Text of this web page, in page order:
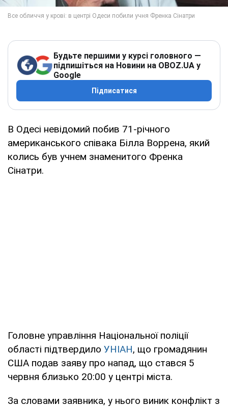
Будьте першими у курсі головного —
підпишіться на Новини на OBOZ.UA у
Google
Підписатися
В Одесі невідомий побив 71-річного
американського співака Білла Воррена, який
колись був учнем знаменитого Френка
Сінатри.
Головне управління Національної поліції
області підтвердило УНІАН, що громадянин
США подав заяву про напад, що стався 5
червня близько 20:00 у центрі міста.
За словами заявника, у нього виник конфлікт з